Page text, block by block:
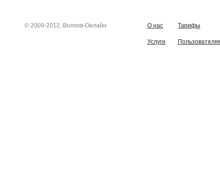
© 2009-2012, Волхов-Онлайн О нас Тарифы
Услуги